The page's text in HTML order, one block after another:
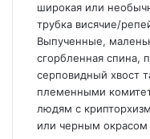
широкая или
трубка висячие/
Выпученные,
сгорбленная спина,
серповидный хвост
племенными
людям с
или черным